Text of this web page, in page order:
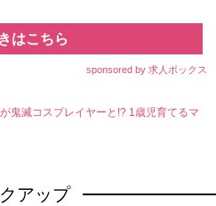
はこちら
sponsored by 求人ボックス
が鬼滅コスプレイヤーと!? 1歳児育てるマ
アップ